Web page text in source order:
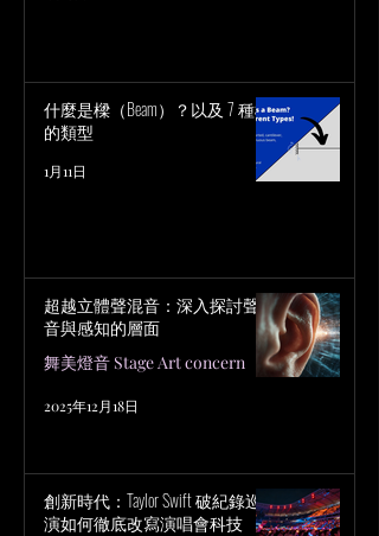
什麼是樑（Beam）？以及 7 種樑
的類型
1月11日
超越立體聲混音：深入探討聲
音與感知的層面
舞美燈音 Stage Art concern
2025年12月18日
創新時代：Taylor Swift 破紀錄巡
演如何徹底改寫演唱會科技